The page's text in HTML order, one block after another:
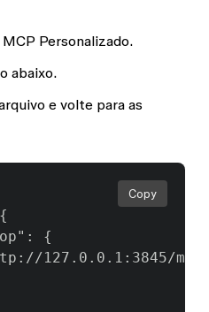
Personalizado.
abaixo.
e volte para as
{
127.0.0.1:3845/
Copy